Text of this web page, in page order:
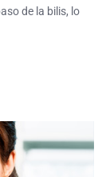
de la bilis, lo